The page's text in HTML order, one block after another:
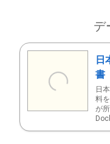
デ
日
書
日
料
が所